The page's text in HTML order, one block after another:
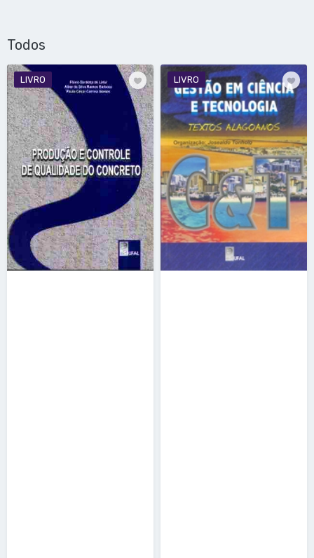
Todos
LIVRO LIVRO